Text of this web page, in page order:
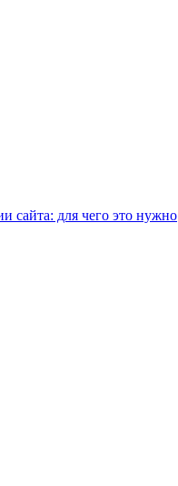
сайта: для чего это нужно